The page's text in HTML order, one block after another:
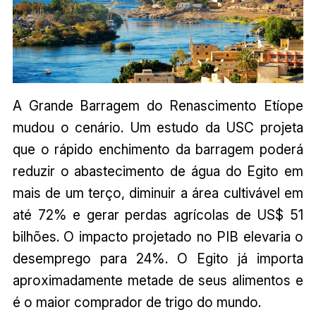
A Grande Barragem do Renascimento Etíope
mudou o cenário. Um estudo da USC projeta
que o rápido enchimento da barragem poderá
reduzir o abastecimento de água do Egito em
mais de um terço, diminuir a área cultivável em
até 72% e gerar perdas agrícolas de US$ 51
bilhões. O impacto projetado no PIB elevaria o
desemprego para 24%. O Egito já importa
aproximadamente metade de seus alimentos e
é o maior comprador de trigo do mundo.